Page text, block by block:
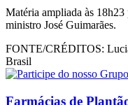
Matéria ampliada às 18h23
ministro José Guimarães.
FONTE/CRÉDITOS:
Brasil
Farmácias de